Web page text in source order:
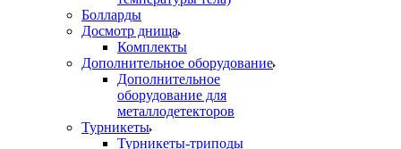
Болларды
Досмотр днища
Комплекты
Дополнительное оборудование
Дополнительное
оборудование для
металлодетекторов
Турникеты
Турникеты-триподы